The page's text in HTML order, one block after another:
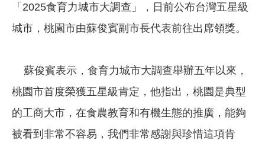
「2025食育力城市大調查」，日前公布台灣五星級
城市，桃園市由蘇俊賓副市長代表前往出席領獎。
蘇俊賓表示，食育力城市大調查舉辦五年以來，
桃園市首度榮獲五星級肯定，他指出，桃園是典型
的工商大市，在食農教育和有機生態的推廣，能夠
被看到非常不容易，我們非常感謝與珍惜這項肯